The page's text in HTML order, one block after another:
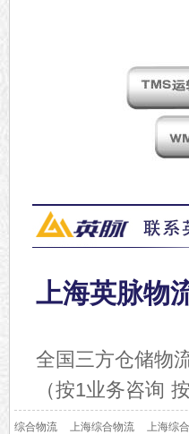
上海英脉物
全国三方仓储物
（按1业务咨询
综合物流 上海综合物流 上海综